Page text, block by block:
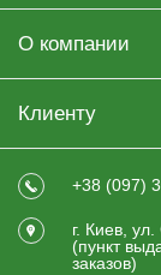
О компании
Клиенту
+38 (097)
г. Киев,
(пункт
заказов)